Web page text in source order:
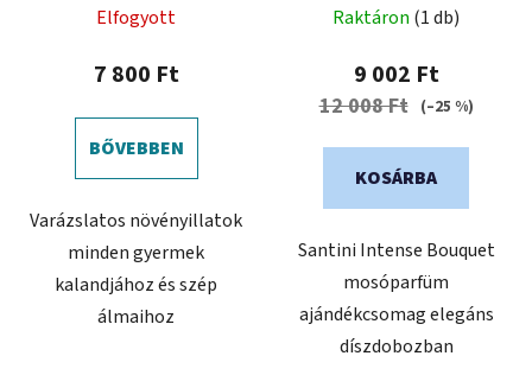
Elfogyott
7 800 Ft
BŐVEBBEN
Varázslatos növényillatok
minden gyermek
kalandjához és szép
álmaihoz
termék
átlagos
értékelése
0,0
Raktáron (1 db)
9 002 Ft
12 008 Ft (–25 %)
KOSÁRBA
Santini Intense Bouquet
mosóparfüm
ajándékcsomag elegáns
díszdobozban